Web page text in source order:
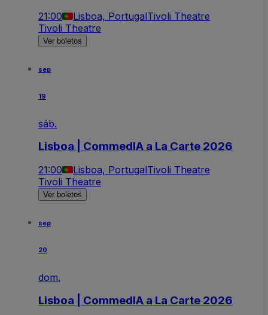
21:00 Lisboa, PortugalTivoli Theatre
Tivoli Theatre
Ver boletos
sep
19
sáb.
Lisboa | CommedIA a La Carte 2026
21:00 Lisboa, PortugalTivoli Theatre
Tivoli Theatre
Ver boletos
sep
20
dom.
Lisboa | CommedIA a La Carte 2026